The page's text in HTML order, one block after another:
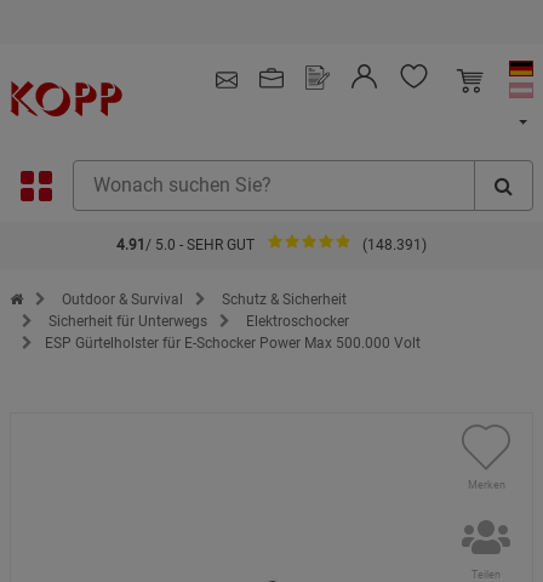
4.91 / 5.0 - SEHR GUT (148.391)
Zur Startseite des Kopp Verlag Online-Shop
Outdoor & Survival
Schutz & Sicherheit
Sicherheit für Unterwegs
Elektroschocker
ESP Gürtelholster für E-Schocker Power Max 500.000 Volt
Merken
Teilen